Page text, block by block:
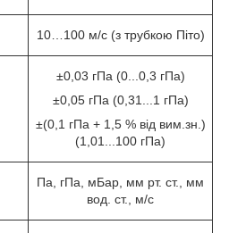
10…100 м/с (з трубкою Піто)
±0,03 гПа (0...0,3 гПа)
±0,05 гПа (0,31...1 гПа)
±(0,1 гПа + 1,5 % від вим.зн.)
(1,01...100 гПа)
Па, гПа, мБар, мм рт. ст., мм
вод. ст., м/с